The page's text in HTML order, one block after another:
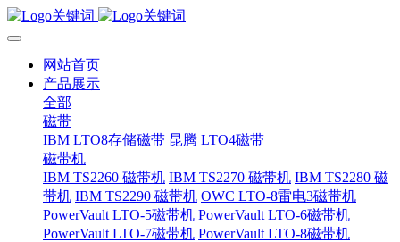
网站首页
产品展示
全部
磁带
IBM LTO8存储磁带 昆腾 LTO4磁带
磁带机
IBM TS2260 磁带机 IBM TS2270 磁带机 IBM TS2280 磁
带机 IBM TS2290 磁带机 OWC LTO-8雷电3磁带机
PowerVault LTO-5磁带机 PowerVault LTO-6磁带机
PowerVault LTO-7磁带机 PowerVault LTO-8磁带机